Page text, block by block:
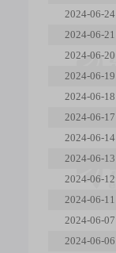
2024-06-24
2024-06-21
2024-06-20
2024-06-19
2024-06-18
2024-06-17
2024-06-14
2024-06-13
2024-06-12
2024-06-11
2024-06-07
2024-06-06